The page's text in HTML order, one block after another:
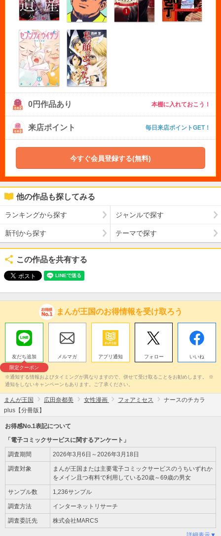
0円作品あり 本棚に入れておこう！
来店ポイント 毎日来店ポイントGET！
今すぐ会員登録する(無料)
他の作品も探してみる
ランキングから探す ジャンルで探す
新刊から探す テーマで探す
この作品を共有する
まんが王国のお得情報を受け取ろう
友だち追加
限定クーポン
メルマガ アプリ通知 フォロー いいね
※通知する情報およびタイミングが異なりますので、併せて受け取ることをお勧めします。 ※
通知をしないキャンペーンもあります。ご了承ください。
まんが王国 広田奈都美 女性漫画 フォアミセス
ナースのチカラ
plus【分冊版】
お得感No.1表記について
「電子コミックサービスに関するアンケート」
調査期間 2026年3月6日～2026年3月18日
調査対象
まんが王国または主要電子コミックサービスのうちいずれか
をメイン且つ有料で利用している20歳～69歳の男女
サンプル数 1,236サンプル
調査方法 インターネットリサーチ
調査委託先 株式会社MARCS